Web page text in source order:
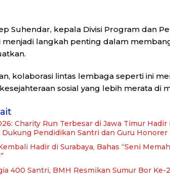
Suhendar, kepala Divisi Program dan
menjadi langkah penting dalam
kolaborasi lintas lembaga seperti ini
sosial yang lebih merata di
Charity Run Terbesar di Jawa Timur
Pendidikan Santri dan Guru Honorer
Hadir di Surabaya, Bahas “Seni
400 Santri, BMH Resmikan Sumur Bor Ke-